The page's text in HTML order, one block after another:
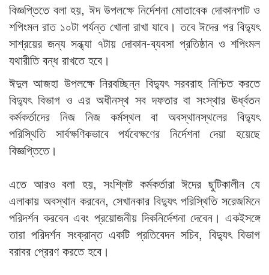
বিজ্ঞপ্তিতে বলা হয়, ঈদ উপলক্ষে নির্দেশনা মোতাবেক দোকানপাট ও
শপিংমল রাত ১০টা পর্যন্ত খোলা রাখা যাবে। তবে ঈদের পর বিদ্যুৎ
সাশ্রয়ের জন্য সন্ধ্যা ৭টায় দোকান-ব্যবসা প্রতিষ্ঠান ও শপিংমল
যথারীতি বন্ধ রাখতে হবে।
ঈদুল আজহা উপলক্ষে নিরবচ্ছিন্ন বিদ্যুৎ সরবরাহ নিশ্চিত করতে
বিদ্যুৎ বিভাগ ও এর অধীনস্থ সব দফতার বা সংস্থার ঊর্ধ্বতন
কর্মকর্তাদের নিজ নিজ কর্মস্থল বা অবস্থানস্থলের বিদ্যুৎ
পরিস্থিতি সার্বক্ষণিকভাবে পর্যবেক্ষণের নির্দেশনা দেয়া হয়েছে
বিজ্ঞপ্তিতে।
এতে আরও বলা হয়, সংশ্লিষ্ট কর্মকর্তারা ঈদের ছুটিকালীন যে
এলাকায় অবস্থান করবেন, সেখানকার বিদ্যুৎ পরিস্থিতি সরেজমিনে
পরিদর্শন করবেন এবং প্রয়োজনীয় দিকনির্দেশনা দেবেন। একইসঙ্গে
তারা পরিদর্শন সংক্রান্ত একটি প্রতিবেদন সচিব, বিদ্যুৎ বিভাগ
বরাবর প্রেরণ করতে হবে।